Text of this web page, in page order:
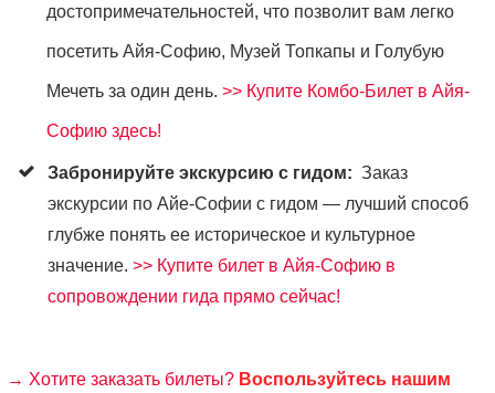
достопримечательностей, что позволит вам легко
посетить Айя-Софию, Музей Топкапы и Голубую
Мечеть за один день. >> Купите Комбо-Билет в Айя-
Софию здесь!
Забронируйте экскурсию с гидом: Заказ
экскурсии по Айе-Софии с гидом — лучший способ
глубже понять ее историческое и культурное
значение. >> Купите билет в Айя-Софию в
сопровождении гида прямо сейчас!
→ Хотите заказать билеты? Воспользуйтесь нашим